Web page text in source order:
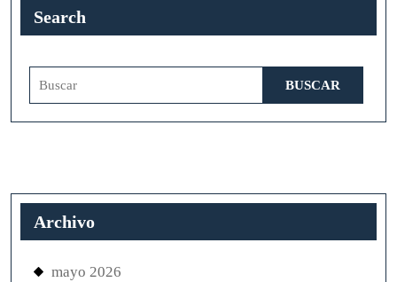
Search
Archivo
mayo 2026